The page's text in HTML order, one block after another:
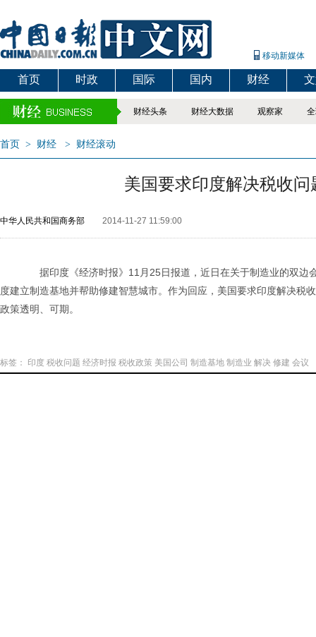
移动新媒体
首页 时政 国际 国内 财经
财经头条 财经大数据 观察家
首页 > 财经 > 财经滚动
美国要求印度解决税收问
中华人民共和国商务部 2014-11-27 11:59:00
据印度《经济时报》11月25日报道，近日在关于制造业的双边
度建立制造基地并帮助修建智慧城市。作为回应，美国要求印度解决税
政策透明、可期。
标签： 印度 税收问题 经济时报 税收政策 美国公司 制造基地 制造业 解决 修建 会议